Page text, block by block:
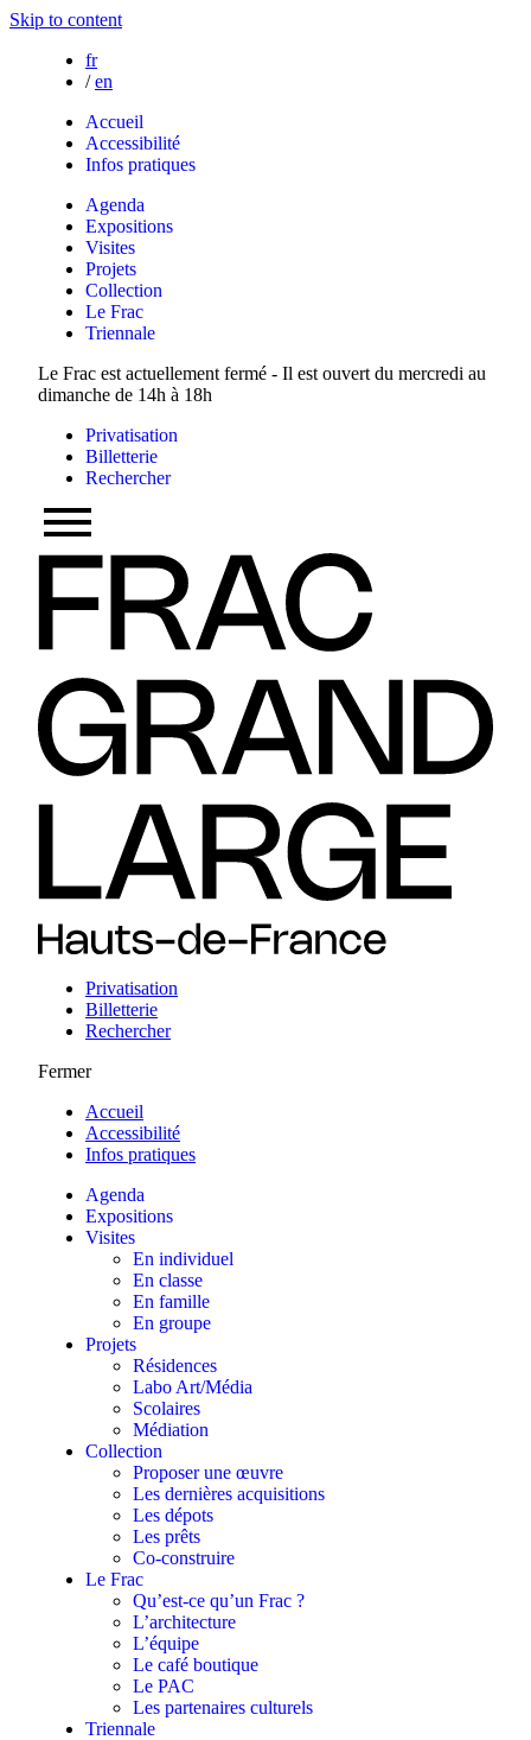
Skip to content
fr
/ en
Accueil
Accessibilité
Infos pratiques
Agenda
Expositions
Visites
Projets
Collection
Le Frac
Triennale
Le Frac est actuellement fermé - Il est ouvert du mercredi au
dimanche de 14h à 18h
Privatisation
Billetterie
Rechercher
Privatisation
Billetterie
Rechercher
Fermer
Accueil
Accessibilité
Infos pratiques
Agenda
Expositions
Visites
En individuel
En classe
En famille
En groupe
Projets
Résidences
Labo Art/Média
Scolaires
Médiation
Collection
Proposer une œuvre
Les dernières acquisitions
Les dépots
Les prêts
Co-construire
Le Frac
Qu’est-ce qu’un Frac ?
L’architecture
L’équipe
Le café boutique
Le PAC
Les partenaires culturels
Triennale